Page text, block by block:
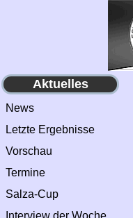
Aktuelles
News
Letzte Ergebnisse
Vorschau
Termine
Salza-Cup
Interview der Woche